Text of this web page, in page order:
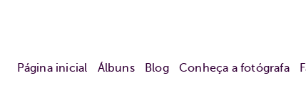
Página inicial Álbuns Blog Conheça a fotógrafa